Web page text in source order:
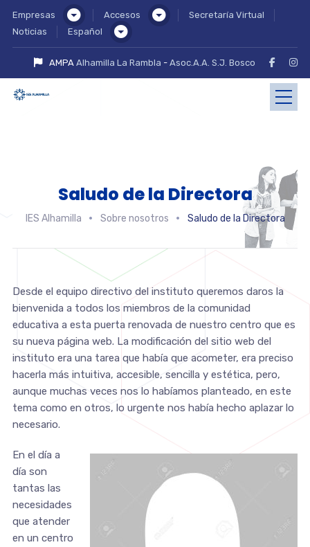
Empresas Accesos
Secretaría Virtual
Noticias
Español
AMPAAlhamilla La Rambla -Asoc.A.A. S.J. Bosco
Saludo de la Directora
IES Alhamilla Sobre nosotros Saludo de la Directora
Desde el equipo directivo del instituto queremos daros la
bienvenida a todos los miembros de la comunidad
educativa a esta puerta renovada de nuestro centro que es
su nueva página web. La modificación del sitio web del
instituto era una tarea que había que acometer, era preciso
hacerla más intuitiva, accesible, sencilla y estética, pero,
aunque muchas veces nos lo habíamos planteado, en este
tema como en otros, lo urgente nos había hecho aplazar lo
necesario.
En el día a
día son
tantas las
necesidades
que atender
en un centro